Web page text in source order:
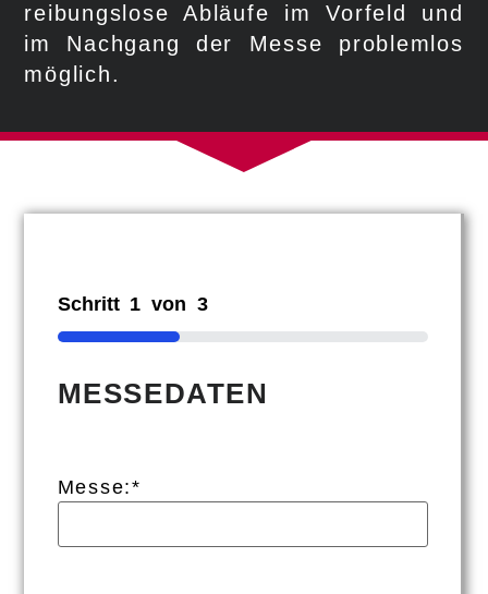
reibungslose Abläufe im Vorfeld und
im Nachgang der Messe problemlos
möglich.
Schritt 1 von3
33%
MESSEDATEN
Messe:*